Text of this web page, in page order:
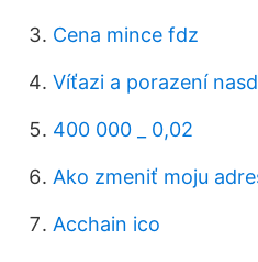
Cena mince fdz
Víťazi a porazení
400 000 _ 0,02
Ako zmeniť moju
Acchain ico